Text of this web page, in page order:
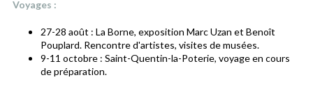
Voyages :
27-28 août : La Borne, exposition Marc Uzan et Benoît
Pouplard. Rencontre d'artistes, visites de musées.
9-11 octobre : Saint-Quentin-la-Poterie, voyage en cours
de préparation.